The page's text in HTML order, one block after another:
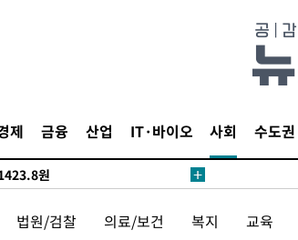
제 금융 산업 IT·바이오 사회 수도권
원 대표 구속 송치
은 멕시코산 할라피뇨"-- CDC
' 중앙·서울·경기도 선관위 등 9곳
강보합…1%대 상승 출발
오른 6365.07 개장
법원/검찰 의료/보건 복지 교육